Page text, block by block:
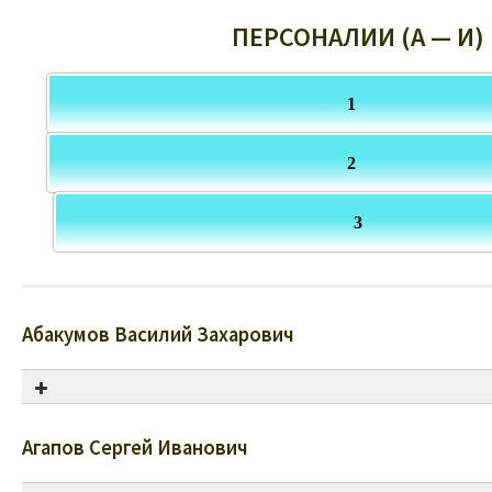
ПЕРСОНАЛИИ (А — И)
1
2
3
Абакумов Василий Захарович
Год рождения: 1919
Агапов Сергей Иванович